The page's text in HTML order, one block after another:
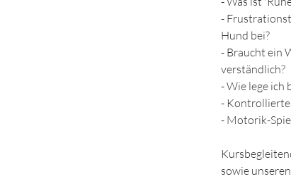
-
Hund bei?
- Braucht ein
verständlich?
- Wie lege ich
-
- Motorik-
sowie